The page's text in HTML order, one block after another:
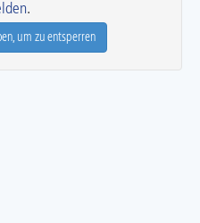
.
um zu entsperren